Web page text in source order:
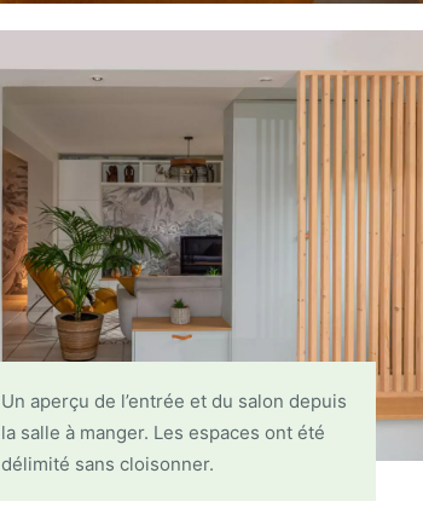
Un aperçu de l’entrée et du salon depuis
la salle à manger. Les espaces ont été
délimité sans cloisonner.